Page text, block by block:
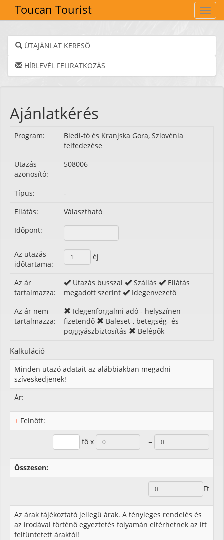
Toucan Tourist
ÚTAJÁNLAT KERESŐ
HÍRLEVÉL FELIRATKOZÁS
Ajánlatkérés
Program:
Bledi-tó és Kranjska Gora, Szlovénia
felfedezése
Utazás
azonosító:
508006
Típus:
-
Ellátás:
Választható
Időpont:
Az utazás
időtartama:
éj
Az ár
tartalmazza:
Utazás busszal Szállás
Ellátás
megadott szerint
Idegenvezető
Az ár nem
tartalmazza:
Idegenforgalmi adó - helyszínen
fizetendő
Baleset-, betegség- és
poggyászbiztosítás
Belépők
Kalkuláció
Minden utazó adatait az alábbiakban megadni
szíveskedjenek!
Ár:
+ Felnőtt:
fő x =
Összesen:
Ft
Az árak tájékoztató jellegű árak. A tényleges rendelés és
az irodával történő egyeztetés folyamán eltérhetnek az itt
feltüntetett áraktól!